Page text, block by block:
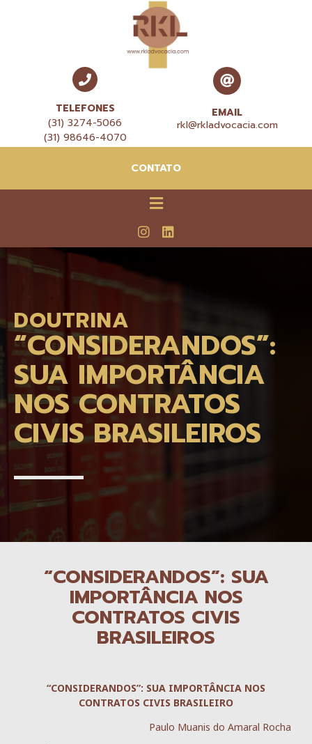
TELEFONES
(31) 3274-5066
(31) 98646-4070
EMAIL
rkl@rkladvocacia.com
CONTATO
DOUTRINA
“CONSIDERANDOS”:
SUA IMPORTÂNCIA
NOS CONTRATOS
CIVIS BRASILEIROS
“CONSIDERANDOS”: SUA
IMPORTÂNCIA NOS
CONTRATOS CIVIS
BRASILEIROS
“CONSIDERANDOS”: SUA IMPORTÂNCIA NOS
CONTRATOS CIVIS BRASILEIRO
Paulo Muanis do Amaral Rocha